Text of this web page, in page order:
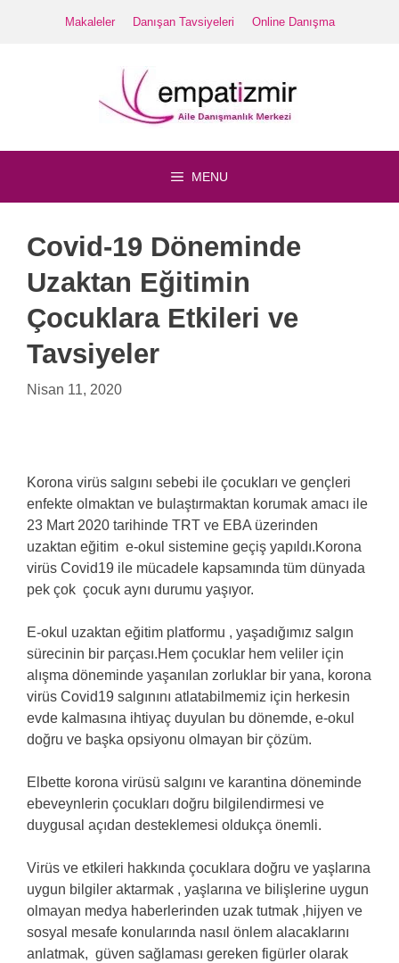
Makaleler Danışan Tavsiyeleri Online Danışma
MENU
Covid-19 Döneminde
Uzaktan Eğitimin
Çocuklara Etkileri ve
Tavsiyeler
Nisan 11, 2020
Korona virüs salgını sebebi ile çocukları ve gençleri
enfekte olmaktan ve bulaştırmaktan korumak amacı ile
23 Mart 2020 tarihinde TRT ve EBA üzerinden
uzaktan eğitim e-okul sistemine geçiş yapıldı.Korona
virüs Covid19 ile mücadele kapsamında tüm dünyada
pek çok çocuk aynı durumu yaşıyor.
E-okul uzaktan eğitim platformu , yaşadığımız salgın
sürecinin bir parçası.Hem çocuklar hem veliler için
alışma döneminde yaşanılan zorluklar bir yana, korona
virüs Covid19 salgınını atlatabilmemiz için herkesin
evde kalmasına ihtiyaç duyulan bu dönemde, e-okul
doğru ve başka opsiyonu olmayan bir çözüm.
Elbette korona virüsü salgını ve karantina döneminde
ebeveynlerin çocukları doğru bilgilendirmesi ve
duygusal açıdan desteklemesi oldukça önemli.
Virüs ve etkileri hakkında çocuklara doğru ve yaşlarına
uygun bilgiler aktarmak , yaşlarına ve bilişlerine uygun
olmayan medya haberlerinden uzak tutmak ,hijyen ve
sosyal mesafe konularında nasıl önlem alacaklarını
anlatmak, güven sağlaması gereken figürler olarak